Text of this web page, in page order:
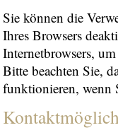
Sie können die
Ihres Browsers
Internetbrowsers,
Bitte beachten Sie,
funktionieren, wenn